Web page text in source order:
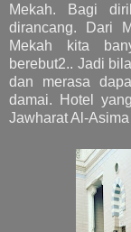
Mekah. Bagi
dirancang. Dari
Mekah kita
berebut2.. Jadi
dan merasa
damai. Hotel
Jawharat Al-